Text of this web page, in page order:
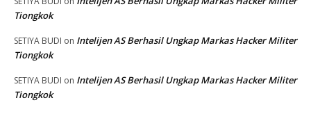
Tiongkok
SETIYA BUDI on Intelijen AS Berhasil Ungkap Markas Hacker Militer
Tiongkok
SETIYA BUDI on Intelijen AS Berhasil Ungkap Markas Hacker Militer
Tiongkok